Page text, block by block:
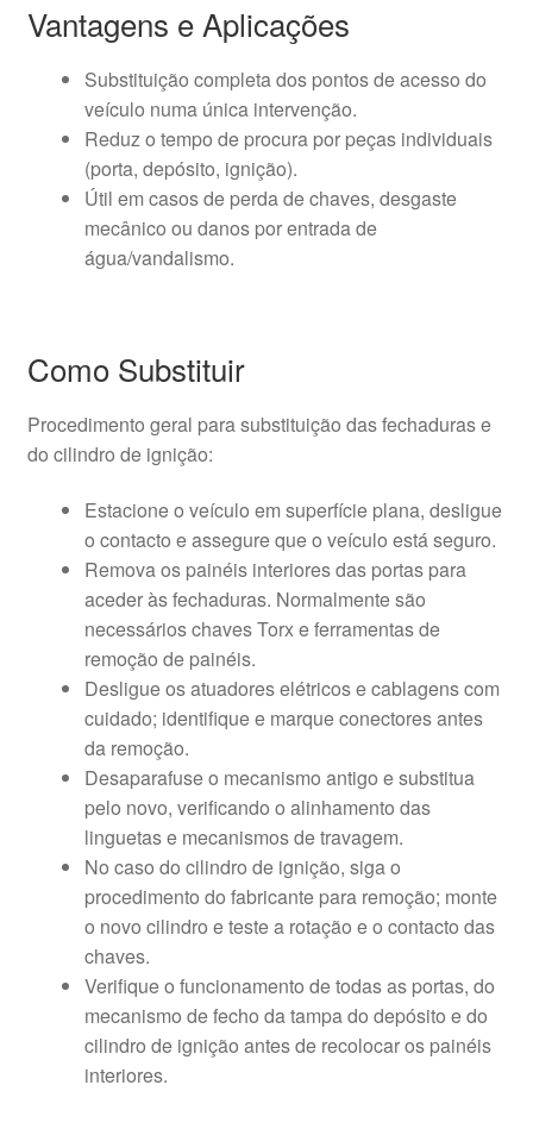
Vantagens e Aplicações
Substituição completa dos pontos de acesso do
veículo numa única intervenção.
Reduz o tempo de procura por peças individuais
(porta, depósito, ignição).
Útil em casos de perda de chaves, desgaste
mecânico ou danos por entrada de
água/vandalismo.
Como Substituir
Procedimento geral para substituição das fechaduras e
do cilindro de ignição:
Estacione o veículo em superfície plana, desligue
o contacto e assegure que o veículo está seguro.
Remova os painéis interiores das portas para
aceder às fechaduras. Normalmente são
necessários chaves Torx e ferramentas de
remoção de painéis.
Desligue os atuadores elétricos e cablagens com
cuidado; identifique e marque conectores antes
da remoção.
Desaparafuse o mecanismo antigo e substitua
pelo novo, verificando o alinhamento das
linguetas e mecanismos de travagem.
No caso do cilindro de ignição, siga o
procedimento do fabricante para remoção; monte
o novo cilindro e teste a rotação e o contacto das
chaves.
Verifique o funcionamento de todas as portas, do
mecanismo de fecho da tampa do depósito e do
cilindro de ignição antes de recolocar os painéis
interiores.